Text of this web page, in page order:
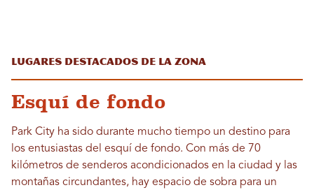
Lugares destacados de la zona
Esquí de fondo
Park City ha sido durante mucho tiempo un destino para
los entusiastas del esquí de fondo. Con más de 70
kilómetros de senderos acondicionados en la ciudad y las
montañas circundantes, hay espacio de sobra para un